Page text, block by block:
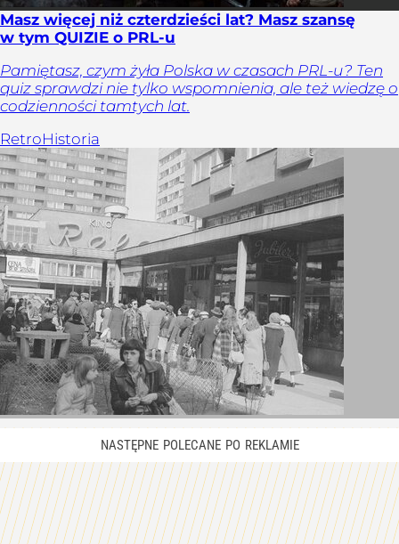
Masz więcej niż czterdzieści lat? Masz szansę
w tym QUIZIE o PRL-u
Pamiętasz, czym żyła Polska w czasach PRL-u? Ten
quiz sprawdzi nie tylko wspomnienia, ale też wiedzę o
codzienności tamtych lat.
RetroHistoria